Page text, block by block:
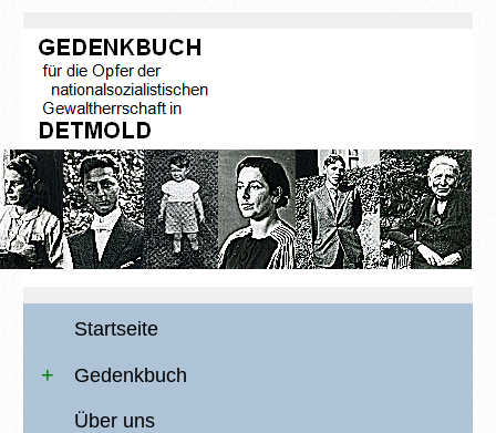
Startseite
Gedenkbuch
Über uns